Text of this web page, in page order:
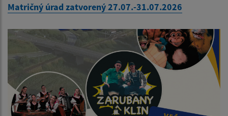
Matričný úrad zatvorený 27.07.-31.07.2026